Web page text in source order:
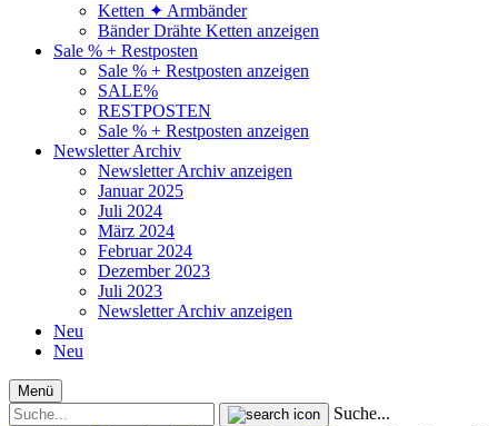
Ketten ✦ Armbänder
Bänder Drähte Ketten anzeigen
Sale % + Restposten
Sale % + Restposten anzeigen
SALE%
RESTPOSTEN
Sale % + Restposten anzeigen
Newsletter Archiv
Newsletter Archiv anzeigen
Januar 2025
Juli 2024
März 2024
Februar 2024
Dezember 2023
Juli 2023
Newsletter Archiv anzeigen
Neu
Neu
Menü
Suche...